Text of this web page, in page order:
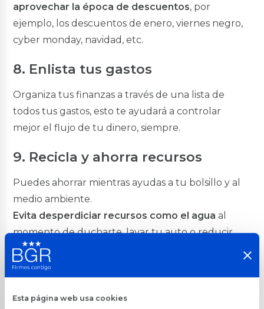
Esta página web usa cookies
aprovechar la época de descuentos, por
ejemplo, los descuentos de enero, viernes negro,
cyber monday, navidad, etc.
8. Enlista tus gastos
Organiza tus finanzas a través de una lista de
todos tus gastos, esto te ayudará a controlar
mejor el flujo de tu dinero, siempre.
9. Recicla y ahorra recursos
Puedes ahorrar mientras ayudas a tu bolsillo y al
medio ambiente.
Evita desperdiciar recursos como el agua al
momento de ducharte, lavar tu auto o reducir
consumo de luz hará que tus planillas reduzcan.
De igual manera el
opción, como por ejemplo: comprar ropa de
segunda mano o arreglar un mueble que ya